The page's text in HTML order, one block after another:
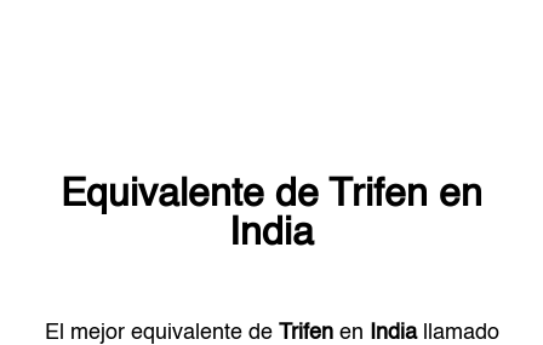
Equivalente de Trifen en
India
El mejor equivalente de Trifenen Indiallamado